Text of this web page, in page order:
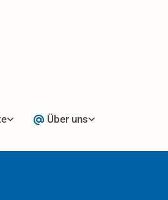
Über uns